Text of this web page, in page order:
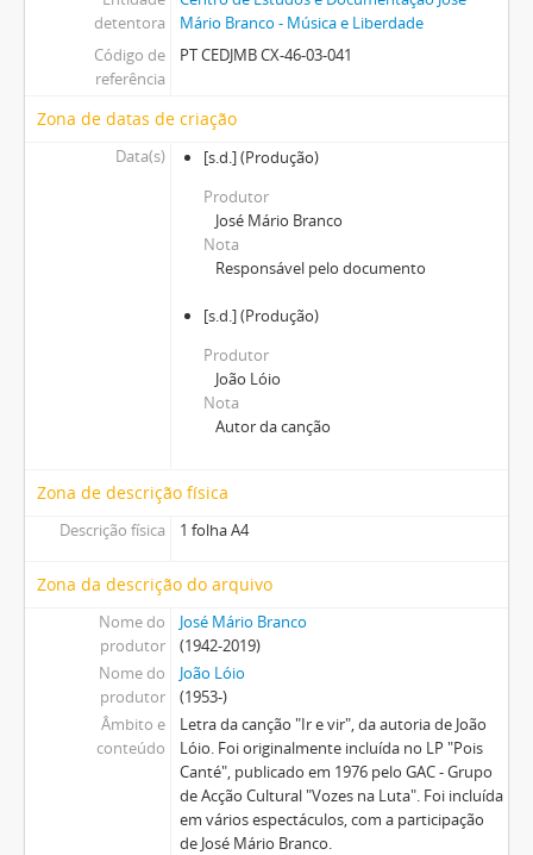
[Item] Letra da canção "Cantiga da velha mãe e seus dois filhos (Mãe coragem)"
[Item] Letra da canção "Portugal agora é aqui"
[Item] Letra da canção "A caminho de casa"
[Item] Letra da canção "Mãe pobre"
[Item] Letra da canção "Aqui dentro de casa"
[Item] Folha em branco
[Item] Letra da canção "Benditos"
[Item] Letra da canção "Teu nome Lisboa"
[Item] Letra da canção "Caeiro"
[Item] Letra da canção "Dairinhas (Carta ao Daniel Filipe)"
[Item] Letra da canção "Diminuendos (Carta ao Senhor Silva)"
[Item] Letra da canção "Fui-te ver, estavas lavando"
[Item] Letra da canção "Pingacho"
[Item] Letra da canção "Menina dos meus olhos" + partitura
[Item] Cifras da canção "Eh companheiro"
[Item] Letra da canção "Eh companheiro"
[Item] Letra da canção "Remendos e côdeas"
[Item] Letra da canção "Moncorvo torre e gente"
[Item] Letra da canção "Cantiga de alevantar ("leva-leva")"
[Item] Letra da canção "Mariazinha"
[Item] Mensagem
[Item] Letra da canção "Daqui houve nome Portugal"
[Item] Letra de "A noite"
[Item] Letra da canção "Ró-ró"
detentora
Mário Branco - Música e Liberdade
Código de
referência
PT CEDJMB CX-46-03-041
Zona de datas de criação
Data(s) [s.d.](Produção)
Produtor
José Mário Branco
Nota
Responsável pelo documento
[s.d.](Produção)
Produtor
João Lóio
Nota
Autor da canção
Zona de descrição física
Descrição física 1 folha A4
Zona da descrição do arquivo
Nome do
produtor
José Mário Branco
(1942-2019)
Nome do
produtor
João Lóio
(1953-)
Âmbito e
conteúdo
Letra da canção "Ir e vir", da autoria de João
Lóio. Foi originalmente incluída no LP "Pois
Canté", publicado em 1976 pelo GAC - Grupo
de Acção Cultural "Vozes na Luta". Foi incluída
em vários espectáculos, com a participação
de José Mário Branco.